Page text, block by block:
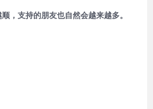
，支持的朋友也自然会越来越多。